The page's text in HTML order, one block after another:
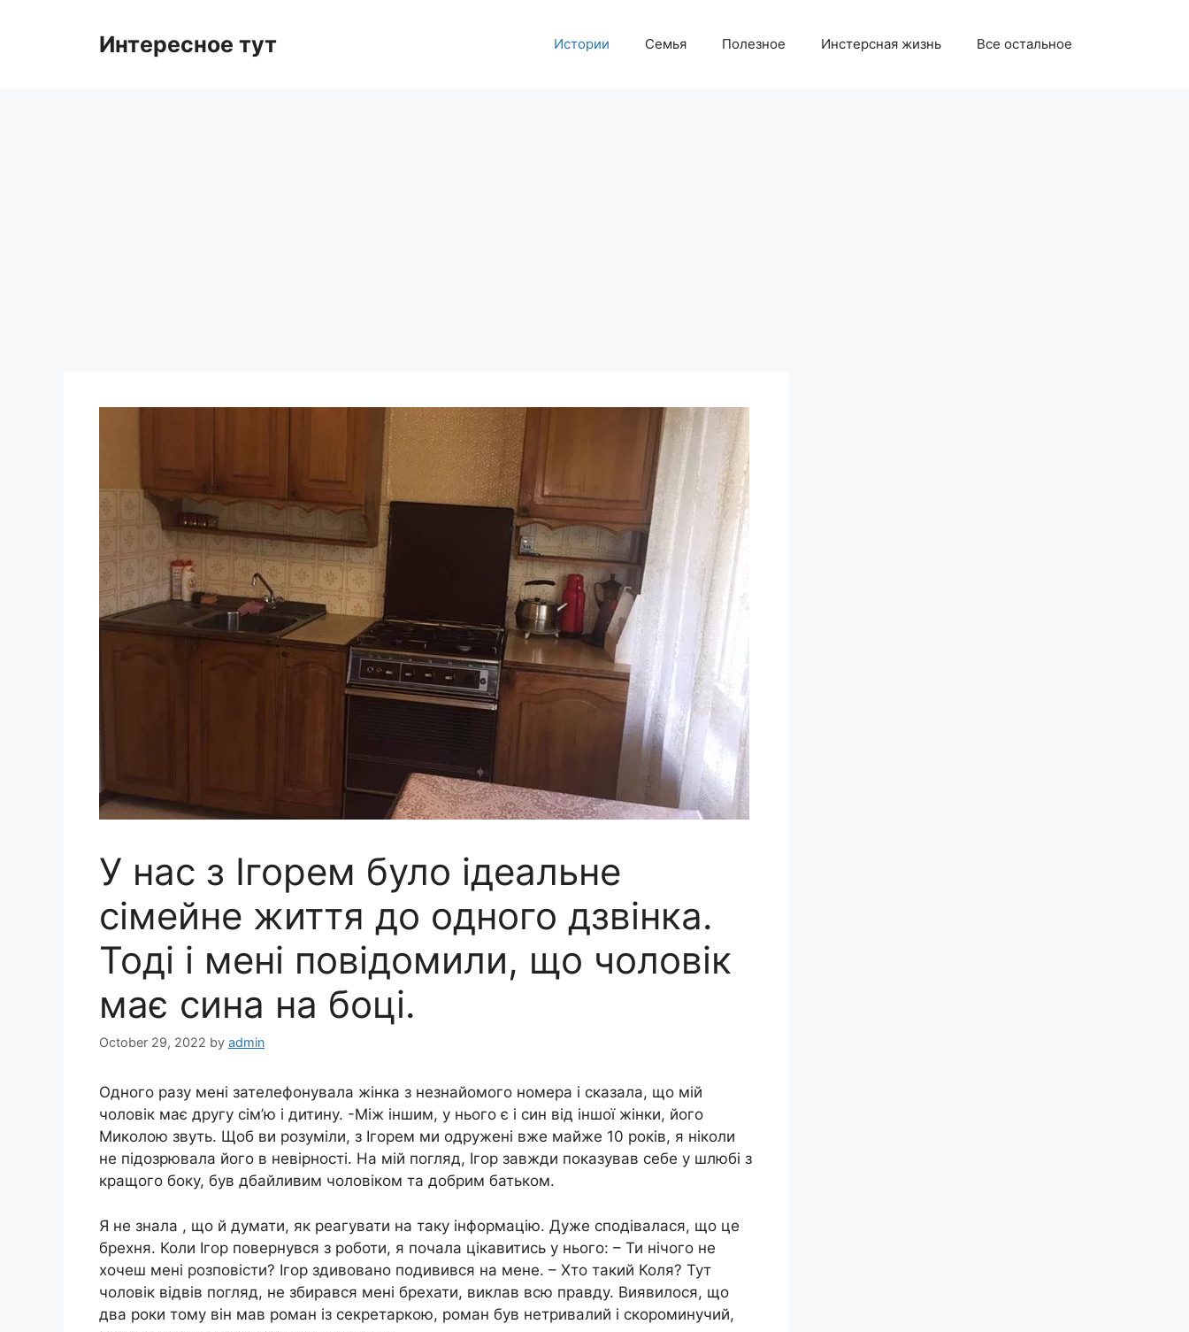
Интересное тут Истории Семья Полезное Инстерсная жизнь Все остальное
У нас з Ігорем було ідеальне
сімейне життя до одного дзвінка.
Тоді і мені повідомили, що чоловік
має сина на боці.
October 29, 2022 by admin
Одного разу мені зателефонувала жінка з незнайомого номера і сказала, що мій
чоловік має другу сім’ю і дитину. -Між іншим, у нього є і син від іншої жінки, його
Миколою звуть. Щоб ви розуміли, з Ігорем ми одружені вже майже 10 років, я ніколи
не підозрювала його в невірності. На мій погляд, Ігор завжди показував себе у шлюбі з
кращого боку, був дбайливим чоловіком та добрим батьком.
Я не знала , що й думати, як реагувати на таку інформацію. Дуже сподівалася, що це
брехня. Коли Ігор повернувся з роботи, я почала цікавитись у нього: – Ти нічого не
хочеш мені розповісти? Ігор здивовано подивився на мене. – Хто такий Коля? Тут
чоловік відвів погляд, не збирався мені брехати, виклав всю правду. Виявилося, що
два роки тому він мав роман із секретаркою, роман був нетривалий і скороминучий,